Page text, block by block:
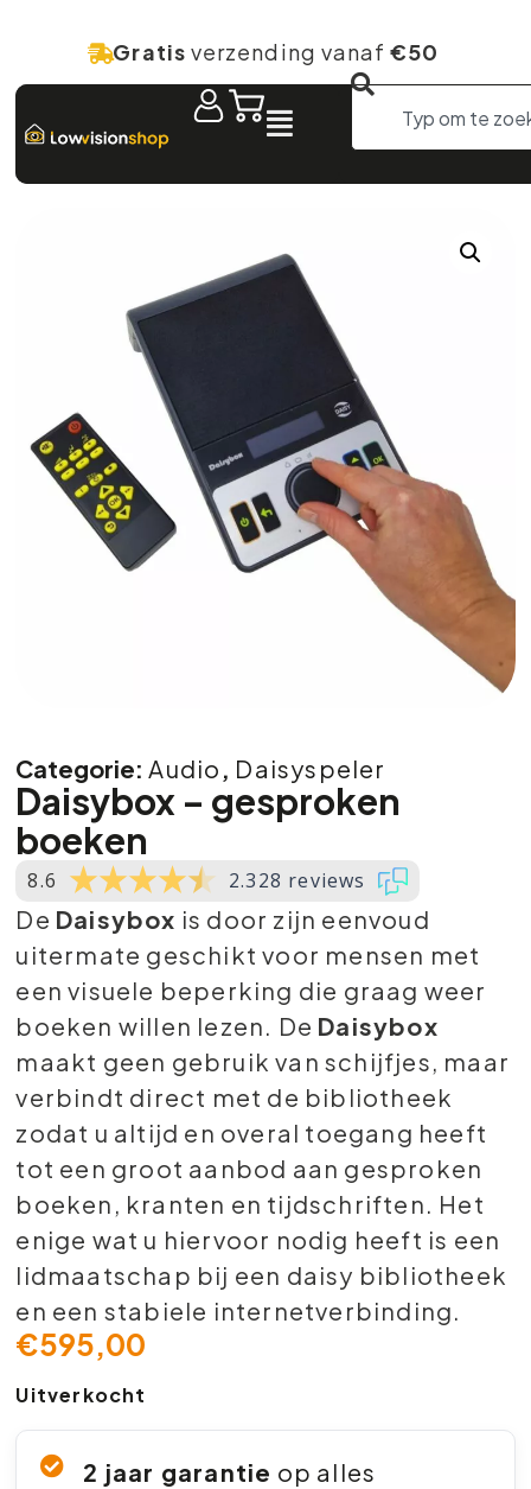
Gratis verzending vanaf €50
Categorie: Audio , Daisyspeler
Daisybox – gesproken
boeken
8.6 2.328 reviews
De Daisybox is door zijn eenvoud
uitermate geschikt voor mensen met
een visuele beperking die graag weer
boeken willen lezen. De Daisybox
maakt geen gebruik van schijfjes, maar
verbindt direct met de bibliotheek
zodat u altijd en overal toegang heeft
tot een groot aanbod aan gesproken
boeken, kranten en tijdschriften. Het
enige wat u hiervoor nodig heeft is een
lidmaatschap bij een daisy bibliotheek
en een stabiele internetverbinding.
€595,00
Uitverkocht
2 jaar garantie op alles